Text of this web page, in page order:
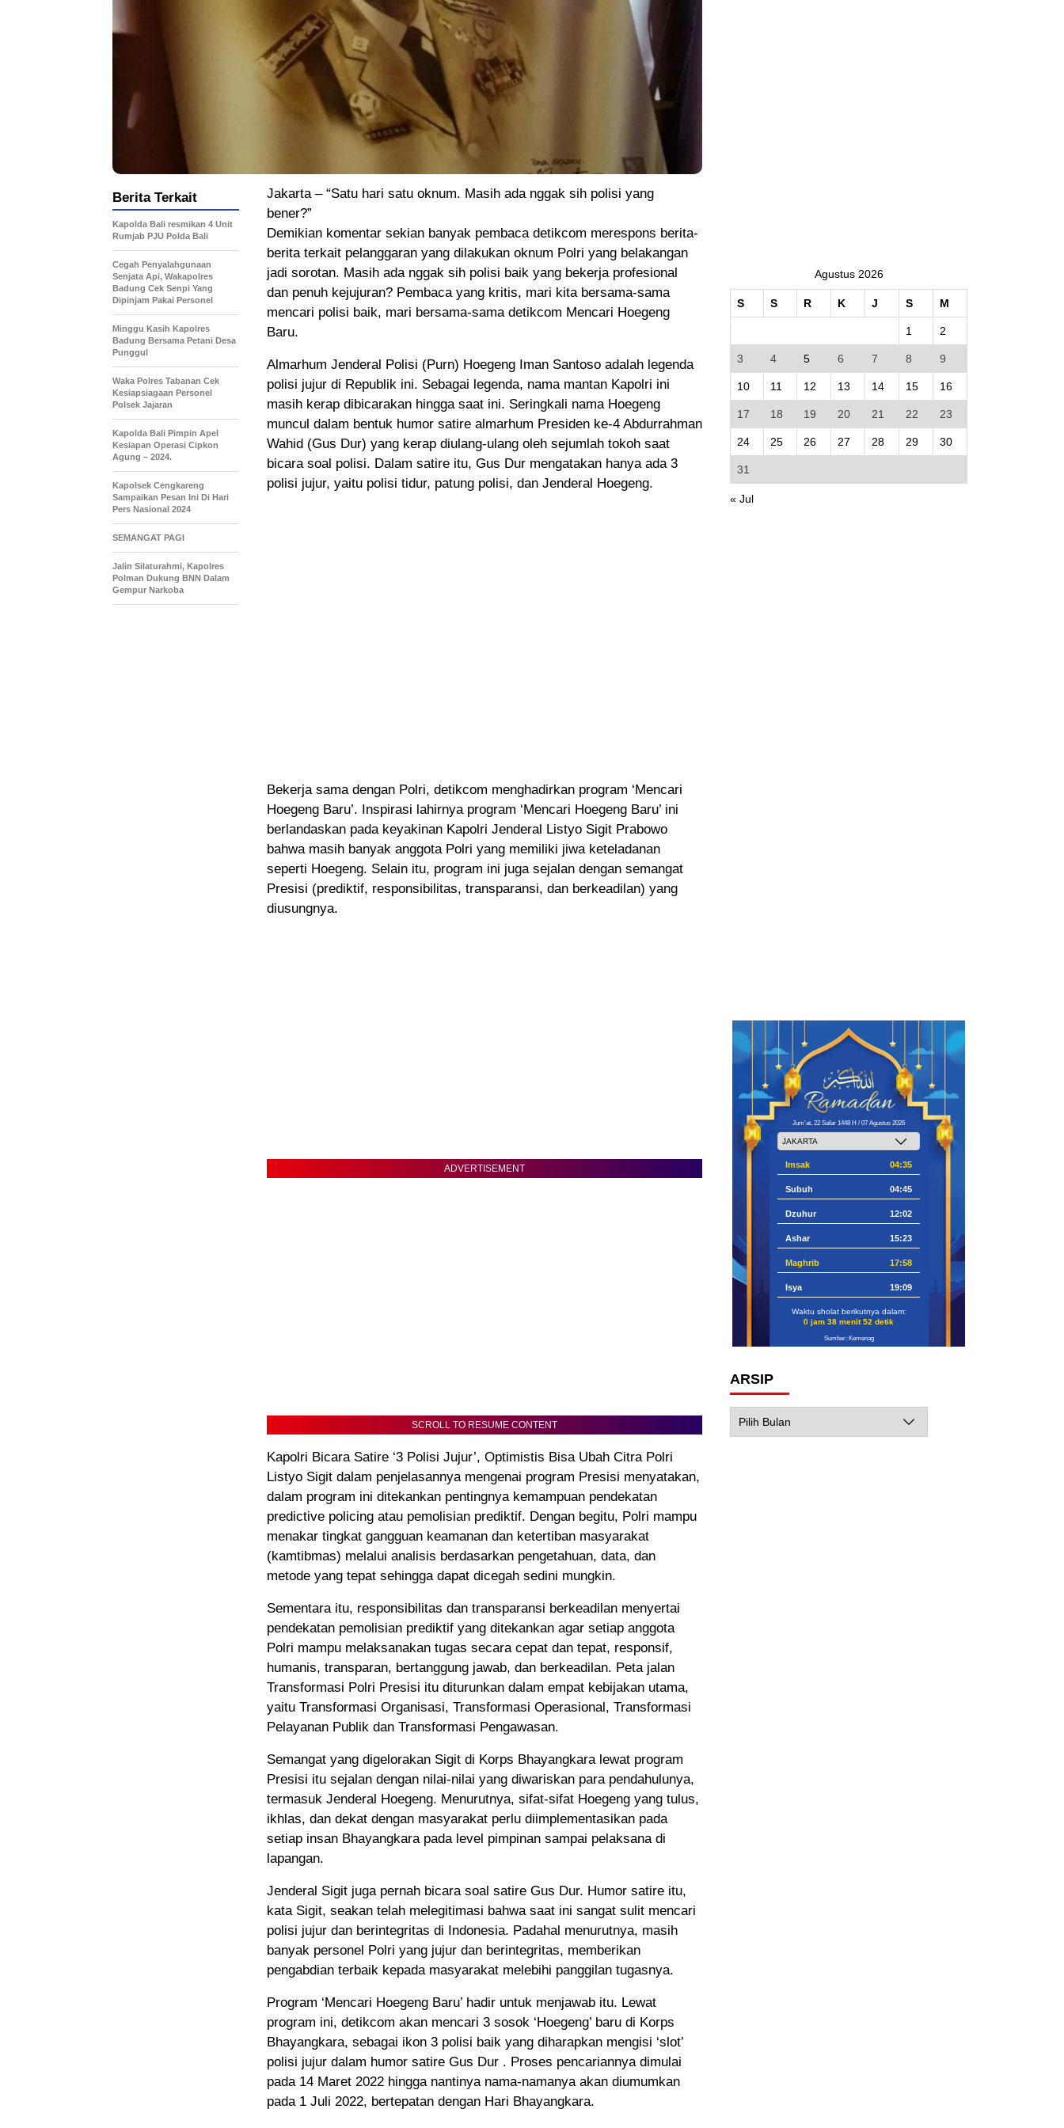
Jakarta – “Satu hari satu oknum. Masih ada nggak sih polisi yang
bener?”
Demikian komentar sekian banyak pembaca detikcom merespons berita-
berita terkait pelanggaran yang dilakukan oknum Polri yang belakangan
jadi sorotan. Masih ada nggak sih polisi baik yang bekerja profesional
dan penuh kejujuran? Pembaca yang kritis, mari kita bersama-sama
mencari polisi baik, mari bersama-sama detikcom Mencari Hoegeng
Baru.
Almarhum Jenderal Polisi (Purn) Hoegeng Iman Santoso adalah legenda
polisi jujur di Republik ini. Sebagai legenda, nama mantan Kapolri ini
masih kerap dibicarakan hingga saat ini. Seringkali nama Hoegeng
muncul dalam bentuk humor satire almarhum Presiden ke-4 Abdurrahman
Wahid (Gus Dur) yang kerap diulang-ulang oleh sejumlah tokoh saat
bicara soal polisi. Dalam satire itu, Gus Dur mengatakan hanya ada 3
polisi jujur, yaitu polisi tidur, patung polisi, dan Jenderal Hoegeng.
Bekerja sama dengan Polri, detikcom menghadirkan program ‘Mencari
Hoegeng Baru’. Inspirasi lahirnya program ‘Mencari Hoegeng Baru’ ini
berlandaskan pada keyakinan Kapolri Jenderal Listyo Sigit Prabowo
bahwa masih banyak anggota Polri yang memiliki jiwa keteladanan
seperti Hoegeng. Selain itu, program ini juga sejalan dengan semangat
Presisi (prediktif, responsibilitas, transparansi, dan berkeadilan) yang
diusungnya.
ADVERTISEMENT
SCROLL TO RESUME CONTENT
Kapolri Bicara Satire ‘3 Polisi Jujur’, Optimistis Bisa Ubah Citra Polri
Listyo Sigit dalam penjelasannya mengenai program Presisi menyatakan,
dalam program ini ditekankan pentingnya kemampuan pendekatan
predictive policing atau pemolisian prediktif. Dengan begitu, Polri mampu
menakar tingkat gangguan keamanan dan ketertiban masyarakat
(kamtibmas) melalui analisis berdasarkan pengetahuan, data, dan
metode yang tepat sehingga dapat dicegah sedini mungkin.
Sementara itu, responsibilitas dan transparansi berkeadilan menyertai
pendekatan pemolisian prediktif yang ditekankan agar setiap anggota
Polri mampu melaksanakan tugas secara cepat dan tepat, responsif,
humanis, transparan, bertanggung jawab, dan berkeadilan. Peta jalan
Transformasi Polri Presisi itu diturunkan dalam empat kebijakan utama,
yaitu Transformasi Organisasi, Transformasi Operasional, Transformasi
Pelayanan Publik dan Transformasi Pengawasan.
Semangat yang digelorakan Sigit di Korps Bhayangkara lewat program
Presisi itu sejalan dengan nilai-nilai yang diwariskan para pendahulunya,
termasuk Jenderal Hoegeng. Menurutnya, sifat-sifat Hoegeng yang tulus,
ikhlas, dan dekat dengan masyarakat perlu diimplementasikan pada
setiap insan Bhayangkara pada level pimpinan sampai pelaksana di
lapangan.
Jenderal Sigit juga pernah bicara soal satire Gus Dur. Humor satire itu,
kata Sigit, seakan telah melegitimasi bahwa saat ini sangat sulit mencari
polisi jujur dan berintegritas di Indonesia. Padahal menurutnya, masih
banyak personel Polri yang jujur dan berintegritas, memberikan
pengabdian terbaik kepada masyarakat melebihi panggilan tugasnya.
Program ‘Mencari Hoegeng Baru’ hadir untuk menjawab itu. Lewat
program ini, detikcom akan mencari 3 sosok ‘Hoegeng’ baru di Korps
Bhayangkara, sebagai ikon 3 polisi baik yang diharapkan mengisi ‘slot’
polisi jujur dalam humor satire Gus Dur . Proses pencariannya dimulai
pada 14 Maret 2022 hingga nantinya nama-namanya akan diumumkan
pada 1 Juli 2022, bertepatan dengan Hari Bhayangkara.
Berita Terkait
Kapolda Bali resmikan 4 Unit
Rumjab PJU Polda Bali
Cegah Penyalahgunaan
Senjata Api, Wakapolres
Badung Cek Senpi Yang
Dipinjam Pakai Personel
Minggu Kasih Kapolres
Badung Bersama Petani Desa
Punggul
Waka Polres Tabanan Cek
Kesiapsiagaan Personel
Polsek Jajaran
Kapolda Bali Pimpin Apel
Kesiapan Operasi Cipkon
Agung – 2024.
Kapolsek Cengkareng
Sampaikan Pesan Ini Di Hari
Pers Nasional 2024
SEMANGAT PAGI
Jalin Silaturahmi, Kapolres
Polman Dukung BNN Dalam
Gempur Narkoba
Agustus 2026
S S R K J S M
1 2
3 4 5 6 7 8 9
10 11 12 13 14 15 16
17 18 19 20 21 22 23
24 25 26 27 28 29 30
31
« Jul
Jum'at, 22 Safar 1448 H / 07 Agustus 2026
Imsak 04:35
Subuh 04:45
Dzuhur 12:02
Ashar 15:23
Maghrib 17:58
Isya 19:09
Waktu sholat berikutnya dalam:
0 jam 38 menit 51 detik
Sumber: Kemenag
ARSIP